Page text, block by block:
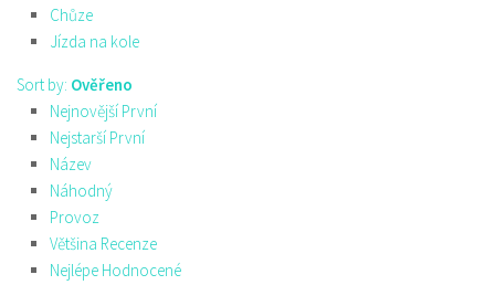
Chůze
Jízda na kole
Sort by: Ověřeno
Nejnovější První
Nejstarší První
Název
Náhodný
Provoz
Většina Recenze
Nejlépe Hodnocené